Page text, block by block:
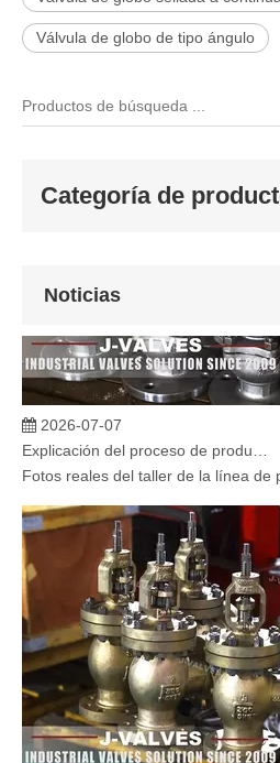
Válvula de globo de tipo ángulo
Categoría de
Noticias
2026-06-25
Válvula de compuerta de bronce, níquel y aluminio C95800: diseño técnico, rendimiento y aplicaciones industriales
Fotos reales del taller de la línea